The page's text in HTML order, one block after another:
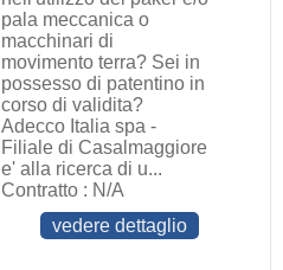
pala meccanica o
macchinari di
movimento terra? Sei in
possesso di patentino in
corso di validita?
Adecco Italia spa -
Filiale di Casalmaggiore
e' alla ricerca di u...
Contratto : N/A
vedere dettaglio